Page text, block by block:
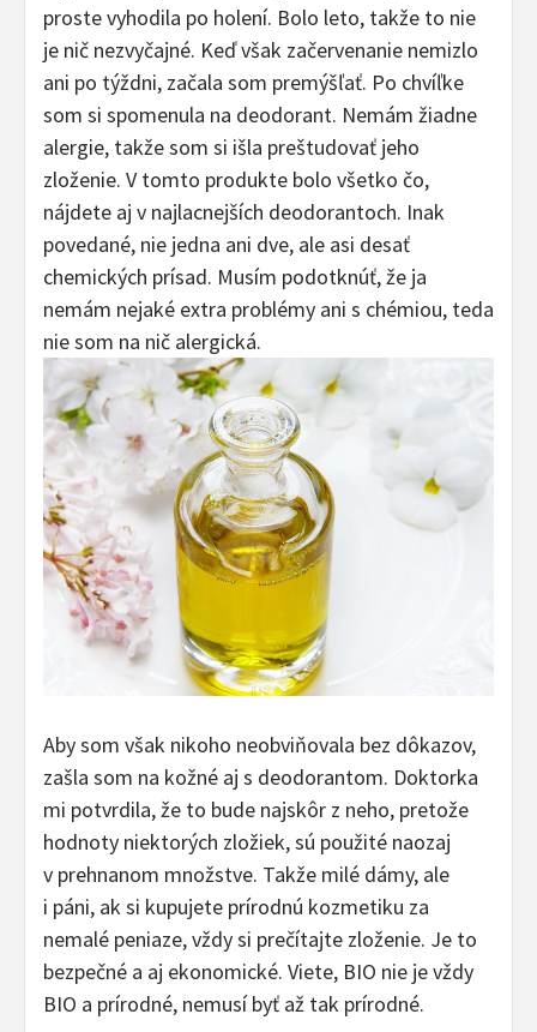
proste vyhodila po holení. Bolo leto, takže to nie
je nič nezvyčajné. Keď však začervenanie nemizlo
ani po týždni, začala som premýšľať. Po chvíľke
som si spomenula na deodorant. Nemám žiadne
alergie, takže som si išla preštudovať jeho
zloženie. V tomto produkte bolo všetko čo,
nájdete aj v najlacnejších deodorantoch. Inak
povedané, nie jedna ani dve, ale asi desať
chemických prísad. Musím podotknúť, že ja
nemám nejaké extra problémy ani s chémiou, teda
nie som na nič alergická.
Aby som však nikoho neobviňovala bez dôkazov,
zašla som na kožné aj s deodorantom. Doktorka
mi potvrdila, že to bude najskôr z neho, pretože
hodnoty niektorých zložiek, sú použité naozaj
v prehnanom množstve. Takže milé dámy, ale
i páni, ak si kupujete prírodnú kozmetiku za
nemalé peniaze, vždy si prečítajte zloženie. Je to
bezpečné a aj ekonomické. Viete, BIO nie je vždy
BIO a prírodné, nemusí byť až tak prírodné.